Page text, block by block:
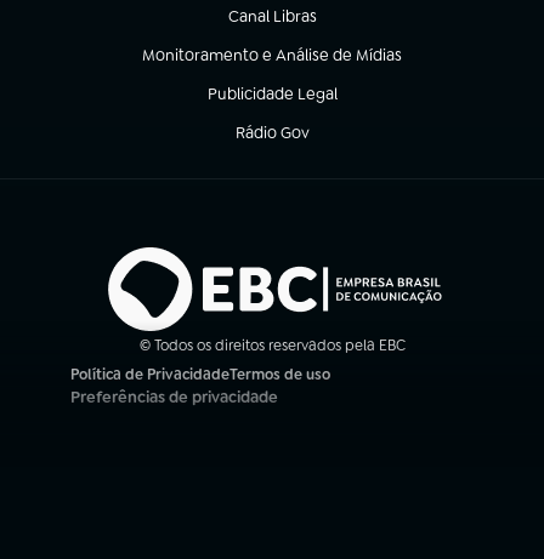
Canal Libras
(abre em nova aba)
Monitoramento e Análise de Mídias
(abre em nova aba)
Publicidade Legal
(abre em nova aba)
Rádio Gov
(abre em nova aba)
© Todos os direitos reservados pela EBC
Política de Privacidade
(abre em nova aba)
Termos de uso
(abre em nova aba)
Preferências de privacidade